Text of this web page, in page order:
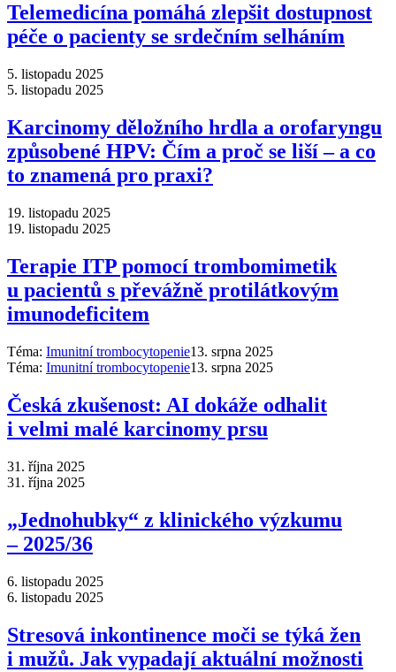
Telemedicína pomáhá zlepšit dostupnost
péče o pacienty se srdečním selháním
5. listopadu 2025
5. listopadu 2025
Karcinomy děložního hrdla a orofaryngu
způsobené HPV: Čím a proč se liší –⁠ a co
to znamená pro praxi?
19. listopadu 2025
19. listopadu 2025
Terapie ITP pomocí trombomimetik
u pacientů s převážně protilátkovým
imunodeficitem
Téma: Imunitní trombocytopenie13. srpna 2025
Téma: Imunitní trombocytopenie13. srpna 2025
Česká zkušenost: AI dokáže odhalit
i velmi malé karcinomy prsu
31. října 2025
31. října 2025
„Jednohubky“ z klinického výzkumu
–⁠ 2025/36
6. listopadu 2025
6. listopadu 2025
Stresová inkontinence moči se týká žen
i mužů. Jak vypadají aktuální možnosti